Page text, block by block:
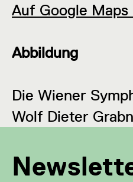
Auf Google Maps
Abbildung
Die Wiener
Wolf Dieter